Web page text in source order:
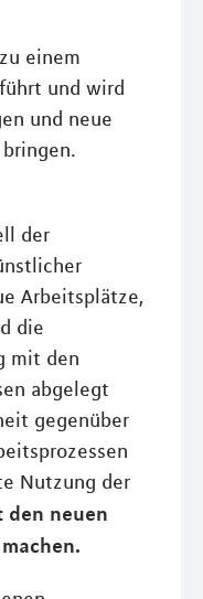
einem
und wird
und neue
der
Arbeitsplätze,
die
mit den
abgelegt
gegenüber
Nutzung der
den neuen